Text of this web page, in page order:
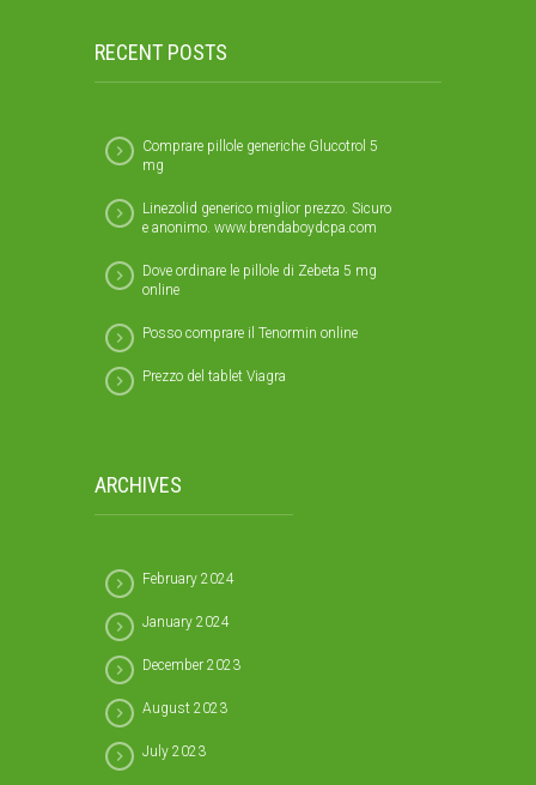
RECENT POSTS
Comprare pillole generiche Glucotrol 5
mg
Linezolid generico miglior prezzo. Sicuro
e anonimo. www.brendaboydcpa.com
Dove ordinare le pillole di Zebeta 5 mg
online
Posso comprare il Tenormin online
Prezzo del tablet Viagra
ARCHIVES
February 2024
January 2024
December 2023
August 2023
July 2023